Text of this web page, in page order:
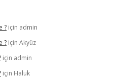
? için admin
? için Akyüz
için admin
için Haluk